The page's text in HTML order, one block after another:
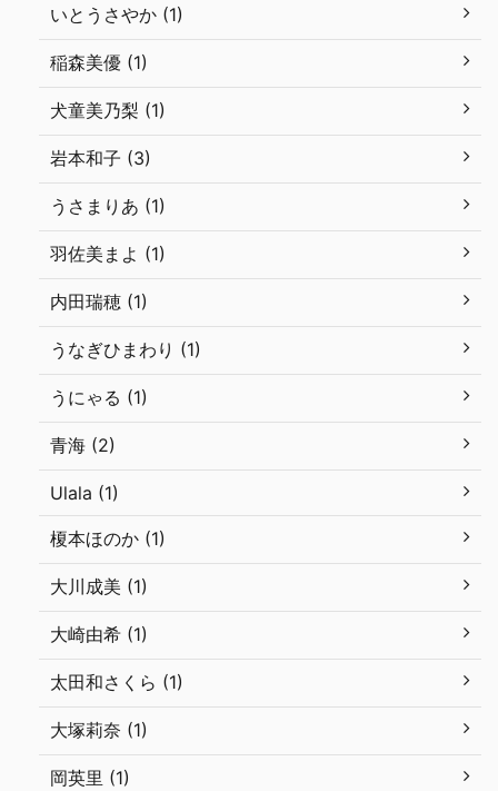
いとうさやか (1)
稲森美優 (1)
犬童美乃梨 (1)
岩本和子 (3)
うさまりあ (1)
羽佐美まよ (1)
内田瑞穂 (1)
うなぎひまわり (1)
うにゃる (1)
青海 (2)
Ulala (1)
榎本ほのか (1)
大川成美 (1)
大崎由希 (1)
太田和さくら (1)
大塚莉奈 (1)
岡英里 (1)